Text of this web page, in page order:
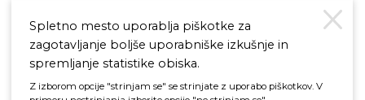
Pravno obvestilo
Spletno mesto uporablja piškotke za
zagotavljanje boljše uporabniške izkušnje in
spremljanje statistike obiska.
Z izborom opcije "strinjam se" se strinjate z uporabo piškotkov. V